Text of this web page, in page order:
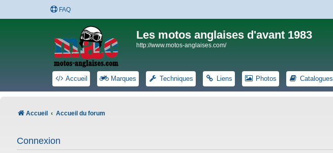
FAQ
Les motos anglaises d'avant 1983
http://www.motos-anglaises.com/
Accueil Marques Techniques Liens Photos Catalogues
Accueil Accueil du forum
Connexion